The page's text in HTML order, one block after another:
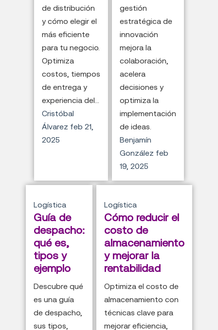
de distribución
y cómo elegir el
más eficiente
para tu negocio.
Optimiza
costos, tiempos
de entrega y
experiencia del...
Cristóbal
Álvarez feb 21,
2025
gestión
estratégica de
innovación
mejora la
colaboración,
acelera
decisiones y
optimiza la
implementación
de ideas.
Benjamín
González feb
19, 2025
Logística
Guía de
despacho:
qué es,
tipos y
ejemplo
Descubre qué
es una guía
de despacho,
sus tipos,
Logística
Cómo reducir el
costo de
almacenamiento
y mejorar la
rentabilidad
Optimiza el costo de
almacenamiento con
técnicas clave para
mejorar eficiencia,